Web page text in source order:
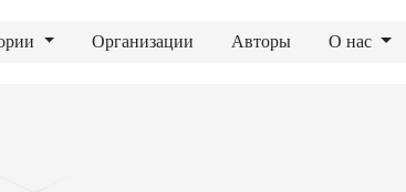
Организации Авторы О нас